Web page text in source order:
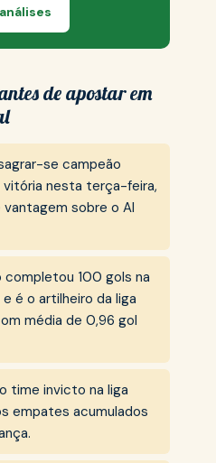
de apostar em
se campeão
vitória nesta terça-feira,
sobre o Al
completou 100 gols na
é o artilheiro da liga
média de 0,96 gol
time invicto na liga
empates acumulados